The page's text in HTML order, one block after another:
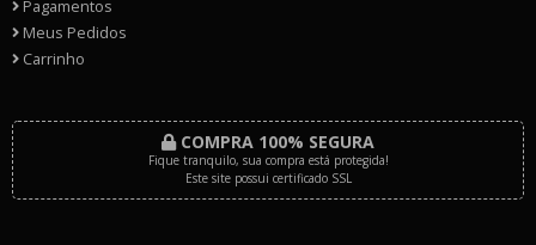
Pagamentos
Meus Pedidos
Carrinho
COMPRA 100% SEGURA
Fique tranquilo, sua compra está protegida!
Este site possui certificado SSL